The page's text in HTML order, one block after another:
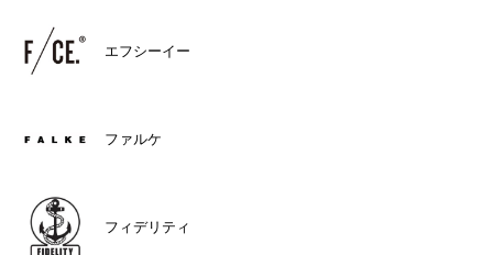
エフシーイー
ファルケ
フィデリティ